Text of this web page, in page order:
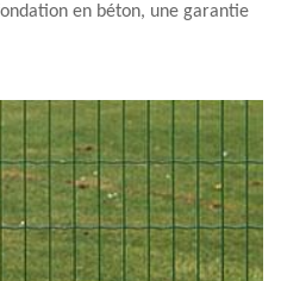
en béton, une garantie